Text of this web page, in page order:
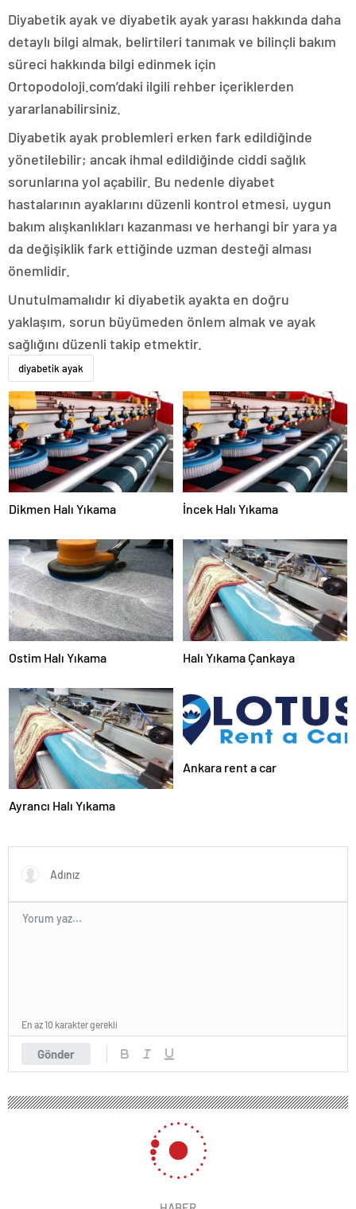
Diyabetik ayak ve diyabetik ayak yarası hakkında daha
detaylı bilgi almak, belirtileri tanımak ve bilinçli bakım
süreci hakkında bilgi edinmek için
Ortopodoloji.com’daki ilgili rehber içeriklerden
yararlanabilirsiniz.
Diyabetik ayak problemleri erken fark edildiğinde
yönetilebilir; ancak ihmal edildiğinde ciddi sağlık
sorunlarına yol açabilir. Bu nedenle diyabet
hastalarının ayaklarını düzenli kontrol etmesi, uygun
bakım alışkanlıkları kazanması ve herhangi bir yara ya
da değişiklik fark ettiğinde uzman desteği alması
önemlidir.
Unutulmamalıdır ki diyabetik ayakta en doğru
yaklaşım, sorun büyümeden önlem almak ve ayak
sağlığını düzenli takip etmektir.
diyabetik ayak
Dikmen Halı Yıkama İncek Halı Yıkama
Ostim Halı Yıkama Halı Yıkama Çankaya
Ayrancı Halı Yıkama
Ankara rent a car
Gönder
En az 10 karakter gerekli